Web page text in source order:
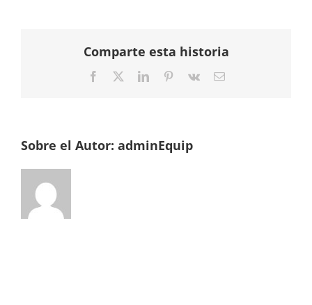
Comparte esta historia
Facebook
TwitterLinkedInPinterest
Vk
Correo
Sobre el Autor: adminEquip